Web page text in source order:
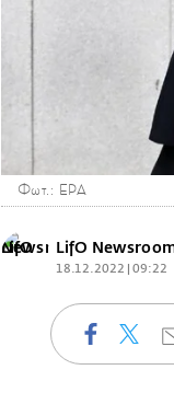
Φωτ.: EPA
LifO
18.12.2022 | 09:22